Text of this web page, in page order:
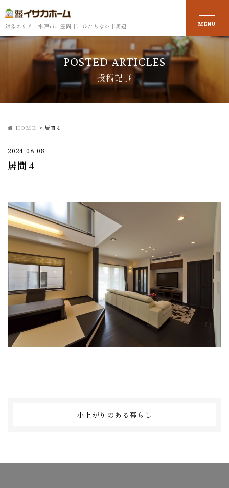
対象エリア：水戸市、笠間市、ひたちなか市周辺
POSTED ARTICLES
投稿記事
HOME > 居間４
2024-08-08
居間４
小上がりのある暮らし